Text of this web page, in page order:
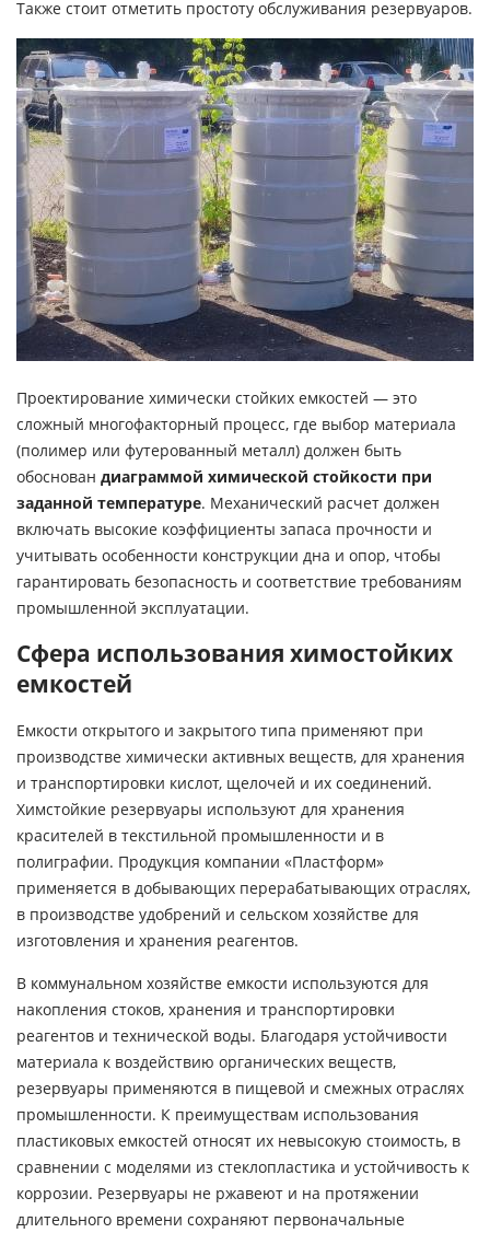
Также стоит отметить простоту обслуживания резервуаров.
Проектирование химически стойких емкостей — это
сложный многофакторный процесс, где выбор материала
(полимер или футерованный металл) должен быть
обоснован диаграммой химической стойкости при
заданной температуре. Механический расчет должен
включать высокие коэффициенты запаса прочности и
учитывать особенности конструкции дна и опор, чтобы
гарантировать безопасность и соответствие требованиям
промышленной эксплуатации.
Сфера использования химостойких
емкостей
Емкости открытого и закрытого типа применяют при
производстве химически активных веществ, для хранения
и транспортировки кислот, щелочей и их соединений.
Химстойкие резервуары используют для хранения
красителей в текстильной промышленности и в
полиграфии. Продукция компании «Пластформ»
применяется в добывающих перерабатывающих отраслях,
в производстве удобрений и сельском хозяйстве для
изготовления и хранения реагентов.
В коммунальном хозяйстве емкости используются для
накопления стоков, хранения и транспортировки
реагентов и технической воды. Благодаря устойчивости
материала к воздействию органических веществ,
резервуары применяются в пищевой и смежных отраслях
промышленности. К преимуществам использования
пластиковых емкостей относят их невысокую стоимость, в
сравнении с моделями из стеклопластика и устойчивость к
коррозии. Резервуары не ржавеют и на протяжении
длительного времени сохраняют первоначальные